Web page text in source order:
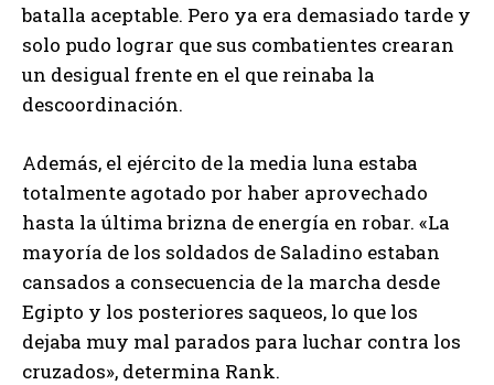
batalla aceptable. Pero ya era demasiado tarde y
solo pudo lograr que sus combatientes crearan
un desigual frente en el que reinaba la
descoordinación.
Además, el ejército de la media luna estaba
totalmente agotado por haber aprovechado
hasta la última brizna de energía en robar. «La
mayoría de los soldados de Saladino estaban
cansados a consecuencia de la marcha desde
Egipto y los posteriores saqueos, lo que los
dejaba muy mal parados para luchar contra los
cruzados», determina Rank.